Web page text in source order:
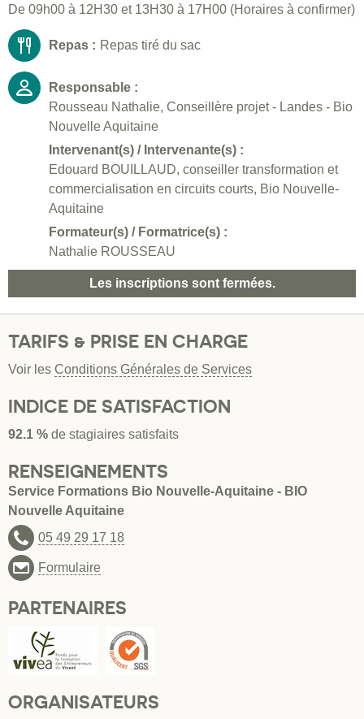
De 09h00 à 12H30 et 13H30 à 17H00 (Horaires à confirmer)
Repas : Repas tiré du sac
Responsable :
Rousseau Nathalie, Conseillère projet - Landes - Bio
Nouvelle Aquitaine
Intervenant(s) / Intervenante(s) :
Edouard BOUILLAUD, conseiller transformation et
commercialisation en circuits courts, Bio Nouvelle-
Aquitaine
Formateur(s) / Formatrice(s) :
Nathalie ROUSSEAU
Les inscriptions sont fermées.
TARIFS & PRISE EN CHARGE
Voir les Conditions Générales de Services
INDICE DE SATISFACTION
92.1 % de stagiaires satisfaits
RENSEIGNEMENTS
Service Formations Bio Nouvelle-Aquitaine - BIO
Nouvelle Aquitaine
05 49 29 17 18
Formulaire
PARTENAIRES
ORGANISATEURS